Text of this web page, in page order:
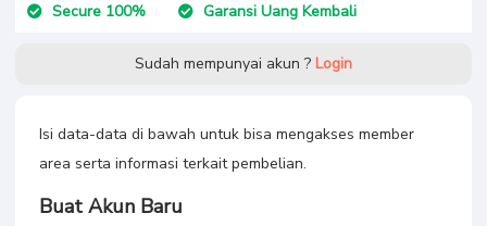
Secure 100% Garansi Uang Kembali
Sudah mempunyai akun ? Login
Isi data-data di bawah untuk bisa mengakses member
area serta informasi terkait pembelian.
Buat Akun Baru